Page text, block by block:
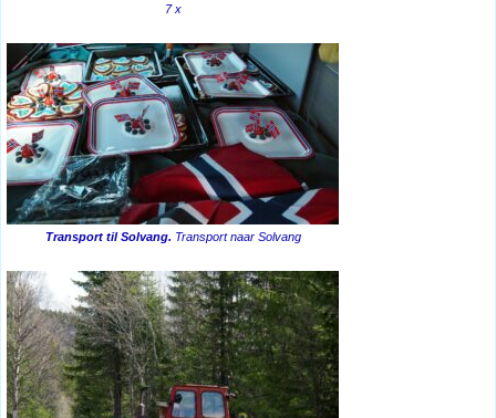
7 x
Transport til Solvang. Transport naar Solvang